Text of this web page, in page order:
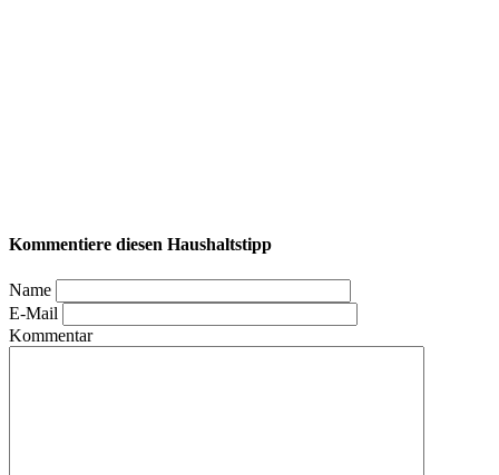
Kommentiere diesen Haushaltstipp
Name
E-Mail
Kommentar